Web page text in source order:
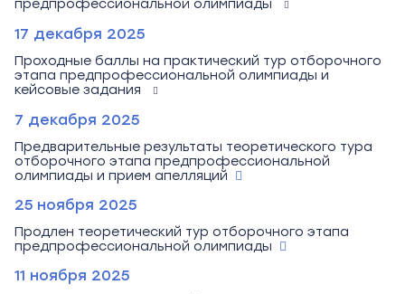
предпрофессиональной олимпиады
17 декабря 2025
Проходные баллы на практический тур отборочного
этапа предпрофессиональной олимпиады и
кейсовые задания
7 декабря 2025
Предварительные результаты теоретического тура
отборочного этапа предпрофессиональной
олимпиады и прием апелляций
25 ноября 2025
Продлен теоретический тур отборочного этапа
предпрофессиональной олимпиады
11 ноября 2025